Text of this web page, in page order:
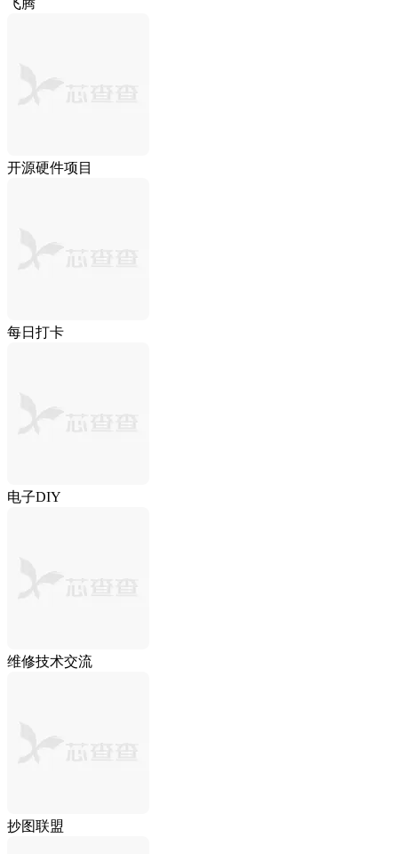
开源硬件项目
每日打卡
电子DIY
维修技术交流
抄图联盟